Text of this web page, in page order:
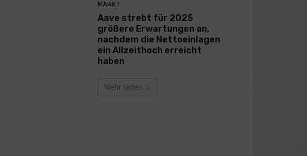
MARKT
Aave strebt für 2025
größere Erwartungen an,
nachdem die Nettoeinlagen
ein Allzeithoch erreicht
haben
Mehr laden